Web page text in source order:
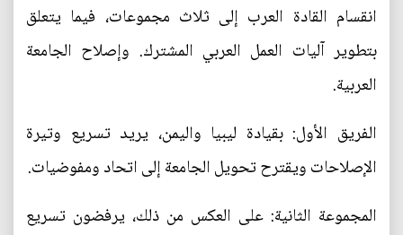
انقسام القادة العرب إلى ثلاث مجموعات، فيما يتعلق
بتطوير آليات العمل العربي المشترك. وإصلاح الجامعة
العربية.
الفريق الأول: بقيادة ليبيا واليمن، يريد تسريع وتيرة
الإصلاحات ويقترح تحويل الجامعة إلى اتحاد ومفوضيات.
المجموعة الثانية: على العكس من ذلك، يرفضون تسريع